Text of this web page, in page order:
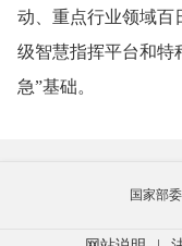
动、重点行业领域百
级智慧指挥平台和特
急”基础。
国家部